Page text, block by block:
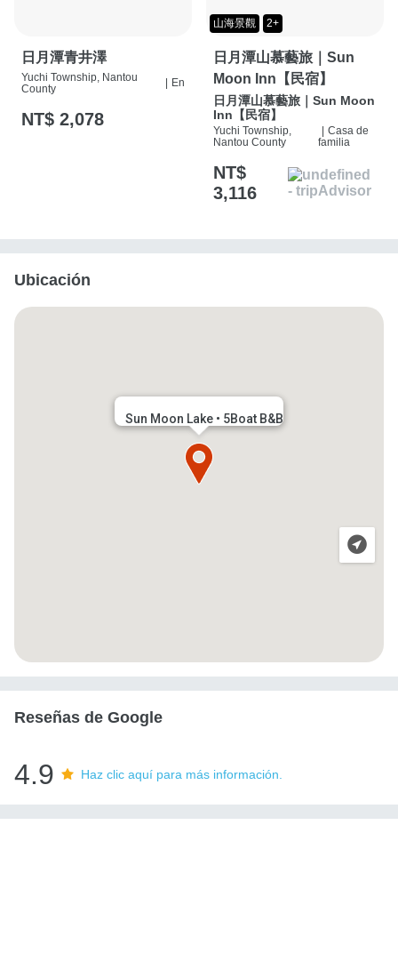
日月潭青井澤
Yuchi Township, Nantou
County
En
NT$ 2,078
山海景觀 2+
日月潭山慕藝旅｜Sun
Moon Inn【民宿】
日月潭山慕藝旅｜Sun Moon
Inn【民宿】
Yuchi Township,
Nantou County
| Casa de
familia
NT$
3,116
Ubicación
Sun Moon Lake • 5Boat B&B
Reseñas de Google
4.9 Haz clic aquí para más información.